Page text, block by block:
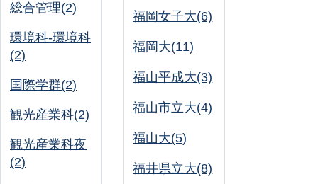
総合管理(2)
環境科-環境科
(2)
国際学群(2)
観光産業科(2)
観光産業科夜
(2)
福岡女子大(6)
福岡大(11)
福山平成大(3)
福山市立大(4)
福山大(5)
福井県立大(8)